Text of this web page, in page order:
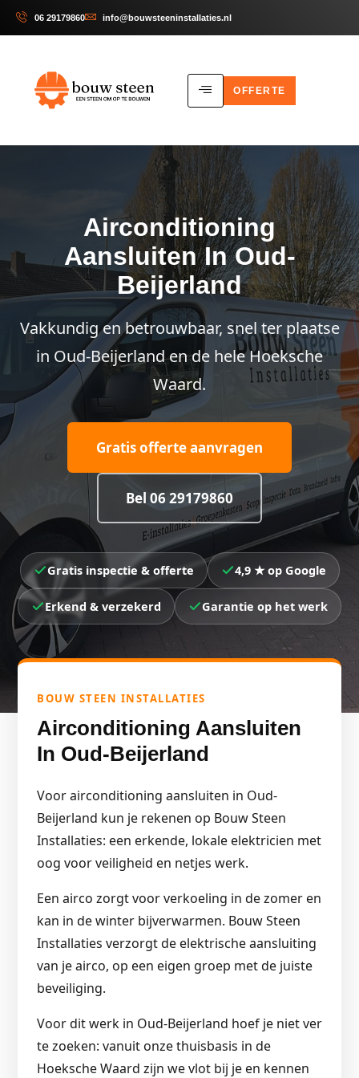
06 29179860 info@bouwsteeninstallaties.nl
OFFERTE
Airconditioning
Aansluiten In Oud-
Beijerland
Vakkundig en betrouwbaar, snel ter plaatse
in Oud-Beijerland en de hele Hoeksche
Waard.
Gratis offerte aanvragen
Bel 06 29179860
Gratis inspectie & offerte 4,9 ★ op Google
Erkend & verzekerd Garantie op het werk
BOUW STEEN INSTALLATIES
Airconditioning Aansluiten
In Oud-Beijerland
Voor airconditioning aansluiten in Oud-
Beijerland kun je rekenen op Bouw Steen
Installaties: een erkende, lokale elektricien met
oog voor veiligheid en netjes werk.
Een airco zorgt voor verkoeling in de zomer en
kan in de winter bijverwarmen. Bouw Steen
Installaties verzorgt de elektrische aansluiting
van je airco, op een eigen groep met de juiste
beveiliging.
Voor dit werk in Oud-Beijerland hoef je niet ver
te zoeken: vanuit onze thuisbasis in de
Hoeksche Waard zijn we vlot bij je en kennen